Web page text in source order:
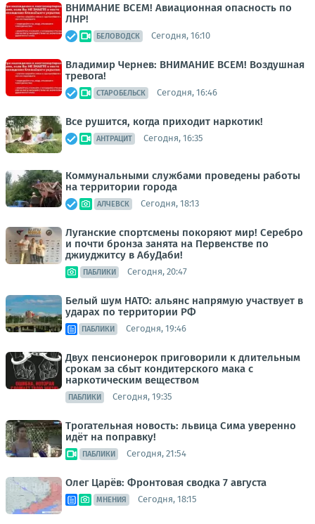
ВНИМАНИЕ ВСЕМ! Авиационная опасность по
ЛНР!
БЕЛОВОДСК Сегодня, 16:10
Владимир Чернев: ВНИМАНИЕ ВСЕМ! Воздушная
тревога!
СТАРОБЕЛЬСК Сегодня, 16:46
Все рушится, когда приходит наркотик!
АНТРАЦИТ Сегодня, 16:35
Коммунальными службами проведены работы
на территории города
АЛЧЕВСК Сегодня, 18:13
Луганские спортсмены покоряют мир! Серебро
и почти бронза занята на Первенстве по
джиуджитсу в АбуДаби!
ПАБЛИКИ Сегодня, 20:47
Белый шум НАТО: альянс напрямую участвует в
ударах по территории РФ
ПАБЛИКИ Сегодня, 19:46
Двух пенсионерок приговорили к длительным
срокам за сбыт кондитерского мака с
наркотическим веществом
ПАБЛИКИ Сегодня, 19:35
Трогательная новость: львица Сима уверенно
идёт на поправку!
ПАБЛИКИ Сегодня, 21:54
Олег Царёв: Фронтовая сводка 7 августа
МНЕНИЯ Сегодня, 18:15